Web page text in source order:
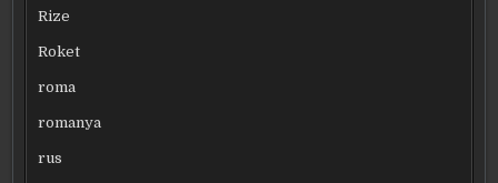
Rize
Roket
roma
romanya
rus